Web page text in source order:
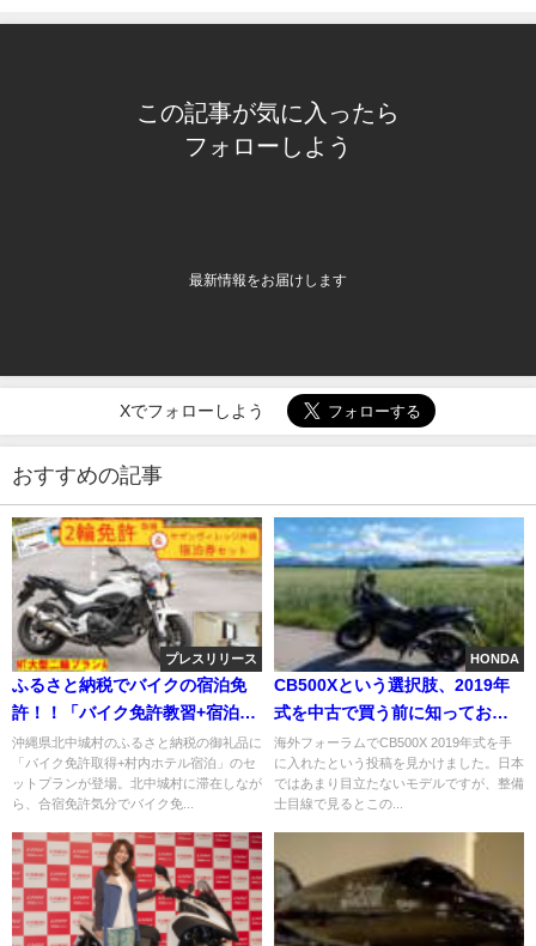
この記事が気に入ったら
フォローしよう
最新情報をお届けします
Xでフォローしよう
おすすめの記事
プレスリリース
ふるさと納税でバイクの宿泊免
許！！「バイク免許教習+宿泊プ
ラン」が沖縄県・北中城村のふ
るさと納税御礼品としてスター
ト！
沖縄県北中城村のふるさと納税の御礼品に
「バイク免許取得+村内ホテル宿泊」のセ
ットプランが登場。北中城村に滞在しなが
ら、合宿免許気分でバイク免...
HONDA
CB500Xという選択肢、2019年
式を中古で買う前に知っておき
たい技術と整備の話
海外フォーラムでCB500X 2019年式を手
に入れたという投稿を見かけました。日本
ではあまり目立たないモデルですが、整備
士目線で見るとこの...